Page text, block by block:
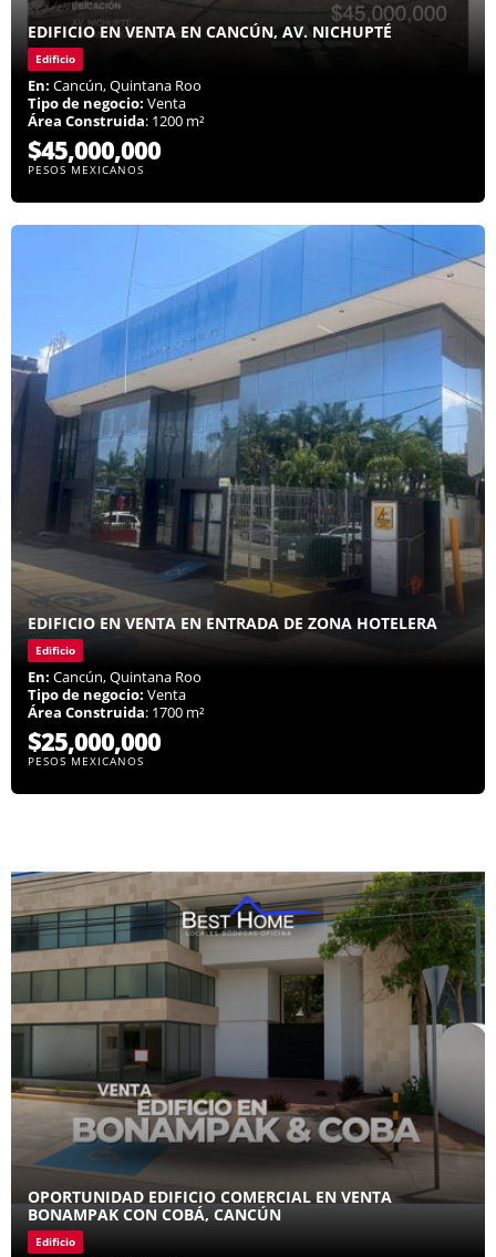
EDIFICIO EN VENTA EN CANCÚN, AV. NICHUPTÉ
Edificio
En: Cancún, Quintana Roo
Tipo de negocio: Venta
Área Construida: 1200 m²
$45,000,000
PESOS MEXICANOS
EDIFICIO EN VENTA EN ENTRADA DE ZONA HOTELERA
Edificio
En: Cancún, Quintana Roo
Tipo de negocio: Venta
Área Construida: 1700 m²
$25,000,000
PESOS MEXICANOS
OPORTUNIDAD EDIFICIO COMERCIAL EN VENTA
BONAMPAK CON COBÁ, CANCÚN
Edificio